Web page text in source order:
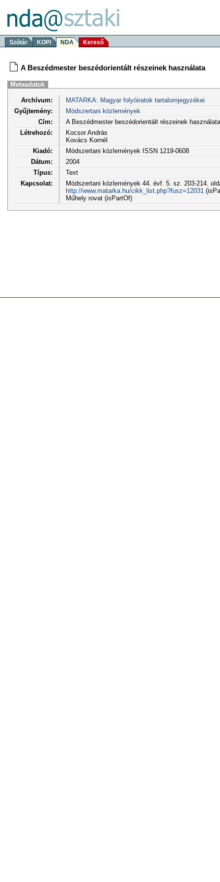
Szótár KOPI NDA Kereső
A Beszédmester beszédorientált részeinek használata
Metaadatok
Archívum:
MATARKA: Magyar folyóiratok tartalomjegyzékei
Gyűjtemény:
Módszertani közlemények
Cím:
A Beszédmester beszédorientált részeinek használata
Létrehozó:
Kocsor András
Kovács Kornél
Kiadó:
Módszertani közlemények ISSN 1219-0608
Dátum:
2004
Típus:
Text
Kapcsolat:
Módszertani közlemények 44. évf. 5. sz. 203-214.
http://www.matarka.hu/cikk_list.php?fusz=12031
Műhely rovat (isPartOf)